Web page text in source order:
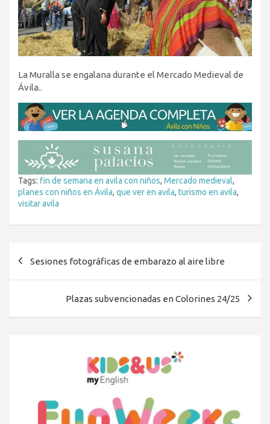
La Muralla se engalana durante el Mercado Medieval de
Ávila..
Tags: fin de semana en avila con niños, Mercado medieval,
planes con niños en Ávila, que ver en avila, turismo en avila,
visitar avila
Sesiones fotográficas de embarazo al aire libre
Plazas subvencionadas en Colorines 24/25